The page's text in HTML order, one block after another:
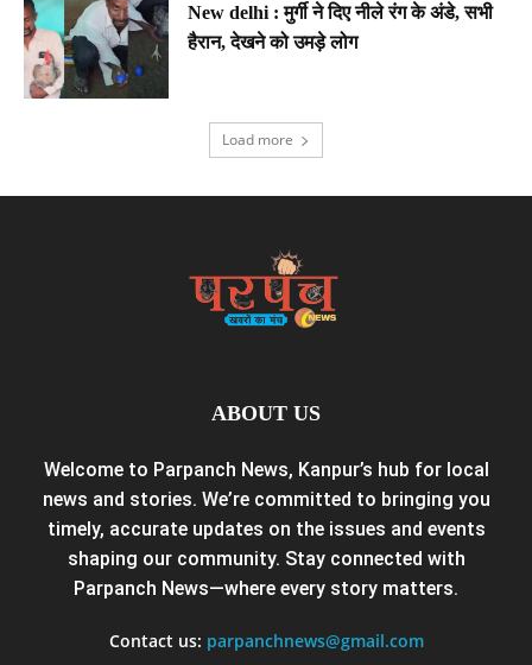
New delhi : मुर्गी ने दिए नीले रंग के अंडे, सभी
हैरान, देखने को उमड़े लोग
Load more
ABOUT US
Welcome to Parpanch News, Kanpur’s hub for local
news and stories. We’re committed to bringing you
timely, accurate updates on the issues and events
shaping our community. Stay connected with
Parpanch News—where every story matters.
Contact us: parpanchnews@gmail.com